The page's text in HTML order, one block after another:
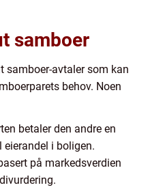
samboer
samboer-avtaler som kan
behov. Noen
betaler den andre en
i boligen.
på markedsverdien